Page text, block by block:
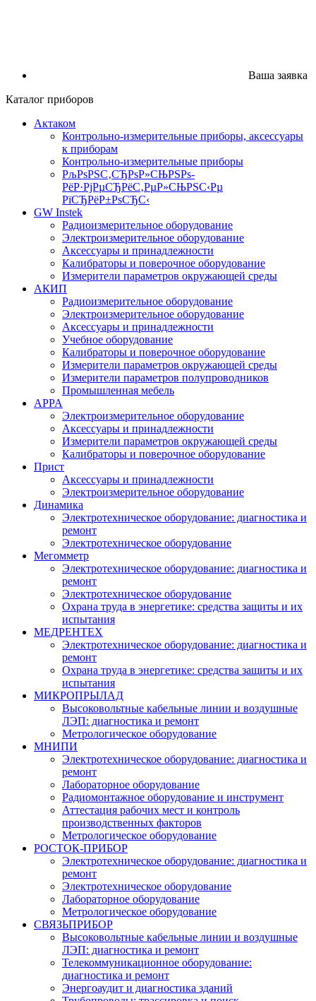
Ваша заявка
Каталог приборов
Актаком
Контрольно-измерительные приборы, аксессуары
к приборам
Контрольно-измерительные приборы
РљРѕРЅС‚СЂРѕР»СЊРЅРѕ-
РёР·РјРµСЂРёС‚РµР»СЊРЅС‹Рµ
РїСЂРёР±РѕСЂС‹
GW Instek
Радиоизмерительное оборудование
Электроизмерительное оборудование
Аксессуары и принадлежности
Калибраторы и поверочное оборудование
Измерители параметров окружающей среды
АКИП
Радиоизмерительное оборудование
Электроизмерительное оборудование
Аксессуары и принадлежности
Учебное оборудование
Калибраторы и поверочное оборудование
Измерители параметров окружающей среды
Измерители параметров полупроводников
Промышленная мебель
APPA
Электроизмерительное оборудование
Аксессуары и принадлежности
Измерители параметров окружающей среды
Калибраторы и поверочное оборудование
Прист
Аксессуары и принадлежности
Электроизмерительное оборудование
Динамика
Электротехническое оборудование: диагностика и
ремонт
Электротехническое оборудование
Мегомметр
Электротехническое оборудование: диагностика и
ремонт
Электротехническое оборудование
Охрана труда в энергетике: средства защиты и их
испытания
МЕДРЕНТЕХ
Электротехническое оборудование: диагностика и
ремонт
Охрана труда в энергетике: средства защиты и их
испытания
МИКРОПРЫЛАД
Высоковольтные кабельные линии и воздушные
ЛЭП: диагностика и ремонт
Метрологическое оборудование
МНИПИ
Электротехническое оборудование: диагностика и
ремонт
Лабораторное оборудование
Радиомонтажное оборудование и инструмент
Аттестация рабочих мест и контроль
производственных факторов
Метрологическое оборудование
РОСТОК-ПРИБОР
Электротехническое оборудование: диагностика и
ремонт
Электротехническое оборудование
Лабораторное оборудование
Метрологическое оборудование
СВЯЗЬПРИБОР
Высоковольтные кабельные линии и воздушные
ЛЭП: диагностика и ремонт
Телекоммуникационное оборудование:
диагностика и ремонт
Энергоаудит и диагностика зданий